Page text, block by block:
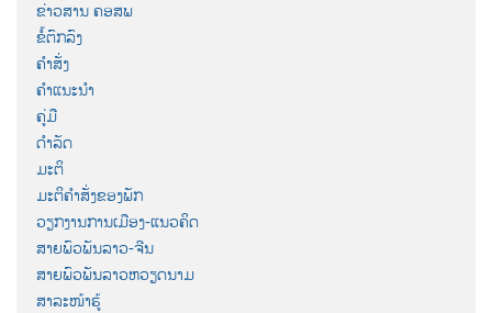
ຂ່າວສານ ຄອສພ
ຂໍ້ຕົກລົງ
ຄຳສັ່ງ
ຄຳແນະນຳ
ຄູ່ມື
ດຳລັດ
ມະຕິ
ມະຕິຄຳສັ່ງຂອງພັກ
ວຽກງານການເມືອງ-ແນວຄິດ
ສາຍພົວພັນລາວ-ຈີນ
ສາຍພົວພັນລາວຫວຽດນາມ
ສາລະໜ້າຮູ້